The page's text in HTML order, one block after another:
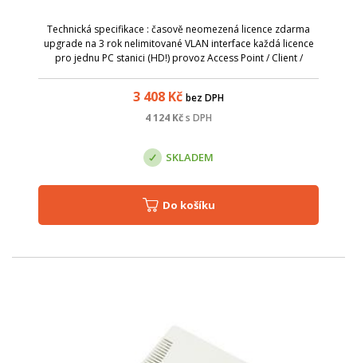
Technická specifikace : časově neomezená licence zdarma
upgrade na 3 rok nelimitované VLAN interface každá licence
pro jednu PC stanici (HD!) provoz Access Point / Client /
3 408 Kč bez DPH
4 124 Kčs DPH
SKLADEM
Do košíku